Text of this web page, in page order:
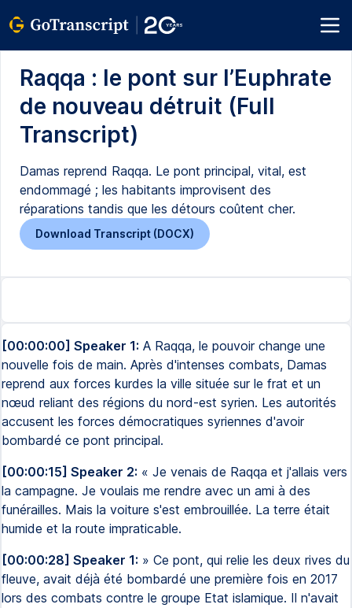
Raqqa : le pont sur l’Euphrate
de nouveau détruit (Full
Transcript)
Damas reprend Raqqa. Le pont principal, vital, est
endommagé ; les habitants improvisent des
réparations tandis que les détours coûtent cher.
Download Transcript (DOCX)
[00:00:00] Speaker 1: A Raqqa, le pouvoir change une
nouvelle fois de main. Après d'intenses combats, Damas
reprend aux forces kurdes la ville située sur le frat et un
nœud reliant des régions du nord-est syrien. Les autorités
accusent les forces démocratiques syriennes d'avoir
bombardé ce pont principal.
[00:00:15] Speaker 2: « Je venais de Raqqa et j'allais vers
la campagne. Je voulais me rendre avec un ami à des
funérailles. Mais la voiture s'est embrouillée. La terre était
humide et la route impraticable.
[00:00:28] Speaker 1: » Ce pont, qui relie les deux rives du
fleuve, avait déjà été bombardé une première fois en 2017
lors des combats contre le groupe Etat islamique. Il n'avait